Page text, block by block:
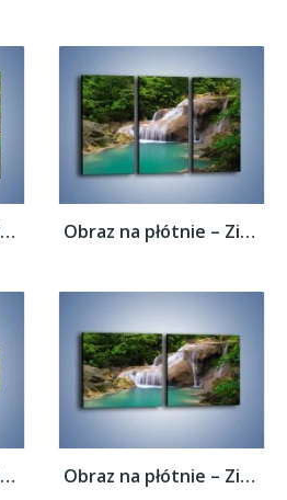
Obraz na płótnie – Zieleń woda i ryby –... Obraz na płótnie – Zieleń woda i ryby –...
Obraz na płótnie – Zieleń woda i ryby –... Obraz na płótnie – Zieleń woda i ryby –...